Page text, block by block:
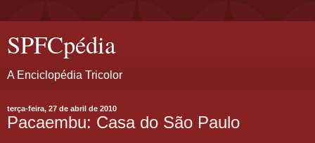
SPFCpédia
A Enciclopédia Tricolor
terça-feira, 27 de abril de 2010
Pacaembu: Casa do São Paulo